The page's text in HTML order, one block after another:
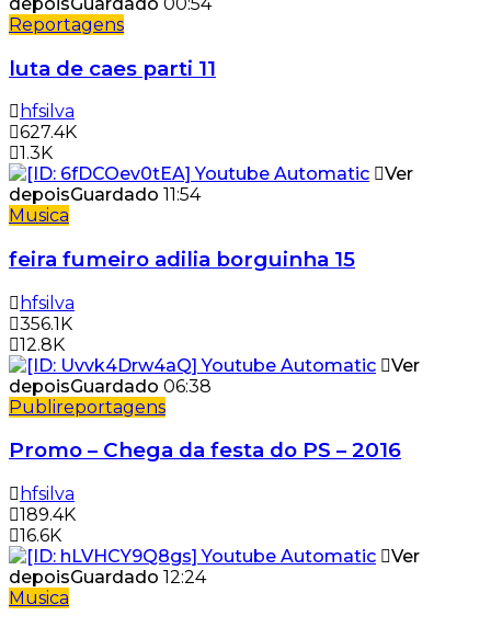
Reportagens
luta de caes parti 11
hfsilva
627.4K
1.3K
Ver
depoisGuardado 11:54
Musica
feira fumeiro adilia borguinha 15
hfsilva
356.1K
12.8K
Ver
depoisGuardado 06:38
Publireportagens
Promo – Chega da festa do PS – 2016
hfsilva
189.4K
16.6K
Ver
depoisGuardado 12:24
Musica